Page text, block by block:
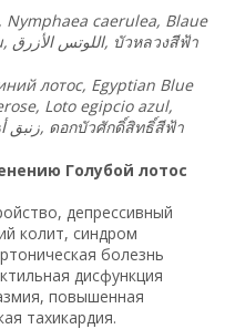
Nymphaea caerulea, Blaue
اللوتس الأزرق , บัวหลวงสีฟ้า
лотос, Egyptian Blue
Loto egipcio azul,
Nymphaea bleu sacré, زنبق أزرق مقدس, ดอกบัวศักดิ์สิทธิ์สีฟ้า
Голубой лотос
депрессивный
колит, синдром
болезнь
дисфункция
повышенная
тахикардия.